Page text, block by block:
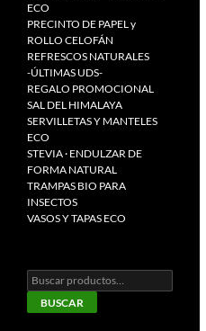
ECO
PRECINTO DE PAPEL y
ROLLO CELOFÁN
REFRESCOS NATURALES
-ÚLTIMAS UDS-
REGALO PROMOCIONAL
SAL DEL HIMALAYA
SERVILLETAS Y MANTELES
ECO
STEVIA · ENDULZAR DE
FORMA NATURAL
TRAMPAS BIO PARA
INSECTOS
VASOS Y TAPAS ECO
Buscar
por:
BUSCAR